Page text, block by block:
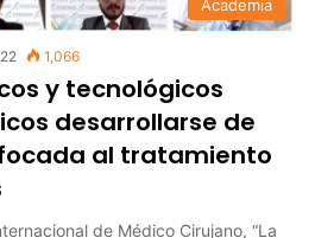
Academia
1,066
y tecnológicos
desarrollarse de
al tratamiento
de Médico Cirujano, “La